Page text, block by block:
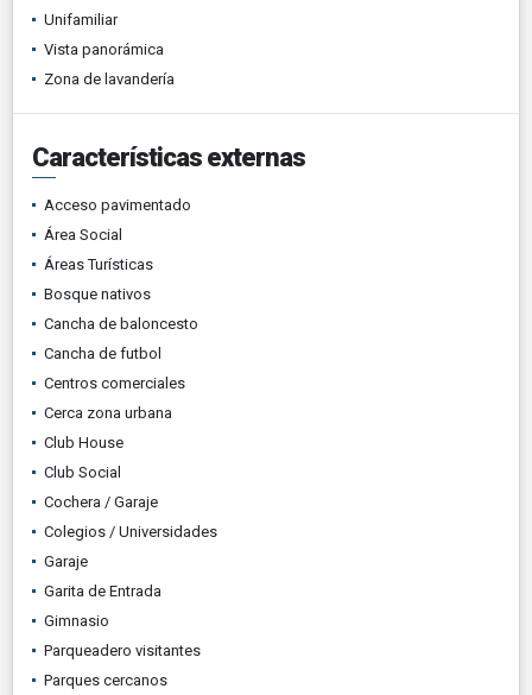
Unifamiliar
Vista panorámica
Zona de lavandería
Características externas
Acceso pavimentado
Área Social
Áreas Turísticas
Bosque nativos
Cancha de baloncesto
Cancha de futbol
Centros comerciales
Cerca zona urbana
Club House
Club Social
Cochera / Garaje
Colegios / Universidades
Garaje
Garita de Entrada
Gimnasio
Parqueadero visitantes
Parques cercanos